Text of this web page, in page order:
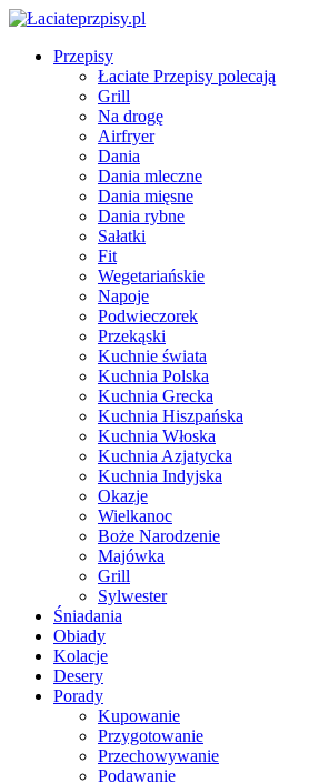
Przepisy
Łaciate Przepisy polecają
Grill
Na drogę
Airfryer
Dania
Dania mleczne
Dania mięsne
Dania rybne
Sałatki
Fit
Wegetariańskie
Napoje
Podwieczorek
Przekąski
Kuchnie świata
Kuchnia Polska
Kuchnia Grecka
Kuchnia Hiszpańska
Kuchnia Włoska
Kuchnia Azjatycka
Kuchnia Indyjska
Okazje
Wielkanoc
Boże Narodzenie
Majówka
Grill
Sylwester
Śniadania
Obiady
Kolacje
Desery
Porady
Kupowanie
Przygotowanie
Przechowywanie
Podawanie